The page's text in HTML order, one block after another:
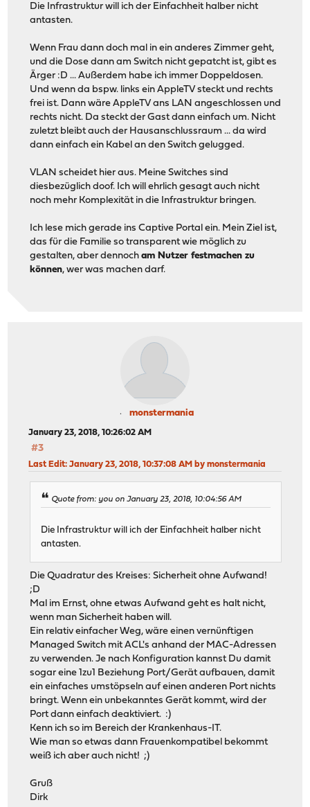
Die Infrastruktur will ich der Einfachheit halber nicht
antasten.
Wenn Frau dann doch mal in ein anderes Zimmer geht,
und die Dose dann am Switch nicht gepatcht ist, gibt es
Ärger :D ... Außerdem habe ich immer Doppeldosen.
Und wenn da bspw. links ein AppleTV steckt und rechts
frei ist. Dann wäre AppleTV ans LAN angeschlossen und
rechts nicht. Da steckt der Gast dann einfach um. Nicht
zuletzt bleibt auch der Hausanschlussraum ... da wird
dann einfach ein Kabel an den Switch gelugged.
VLAN scheidet hier aus. Meine Switches sind
diesbezüglich doof. Ich will ehrlich gesagt auch nicht
noch mehr Komplexität in die Infrastruktur bringen.
Ich lese mich gerade ins Captive Portal ein. Mein Ziel ist,
das für die Familie so transparent wie möglich zu
gestalten, aber dennocham Nutzer festmachen zu
können, wer was machen darf.
monstermania
January 23, 2018, 10:26:02 AM
#3
Last Edit: January 23, 2018, 10:37:08 AM by monstermania
Quote from: you on January 23, 2018, 10:04:56 AM
Die Infrastruktur will ich der Einfachheit halber nicht
antasten.
Die Quadratur des Kreises: Sicherheit ohne Aufwand!
;D
Mal im Ernst, ohne etwas Aufwand geht es halt nicht,
wenn man Sicherheit haben will.
Ein relativ einfacher Weg, wäre einen vernünftigen
Managed Switch mit ACL's anhand der MAC-Adressen
zu verwenden. Je nach Konfiguration kannst Du damit
sogar eine 1zu1 Beziehung Port/Gerät aufbauen, damit
ein einfaches umstöpseln auf einen anderen Port nichts
bringt. Wenn ein unbekanntes Gerät kommt, wird der
Port dann einfach deaktiviert. :)
Kenn ich so im Bereich der Krankenhaus-IT.
Wie man so etwas dann Frauenkompatibel bekommt
weiß ich aber auch nicht! ;)
Gruß
Dirk